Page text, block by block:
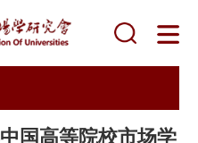
国高等院校市场学